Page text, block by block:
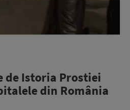
de Istoria Prostiei
din România